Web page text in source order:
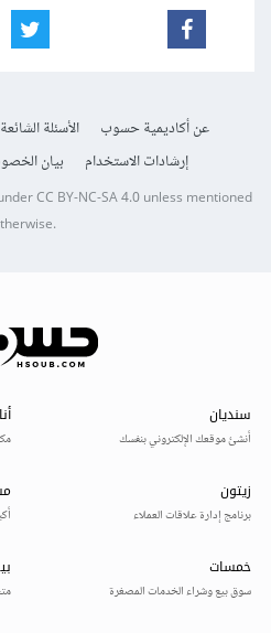
عن أكاديمية حسوب الأسئلة الشائعة
إرشادات الاستخدام
بيان
underCC BY-NC-SA 4.0unless mentioned